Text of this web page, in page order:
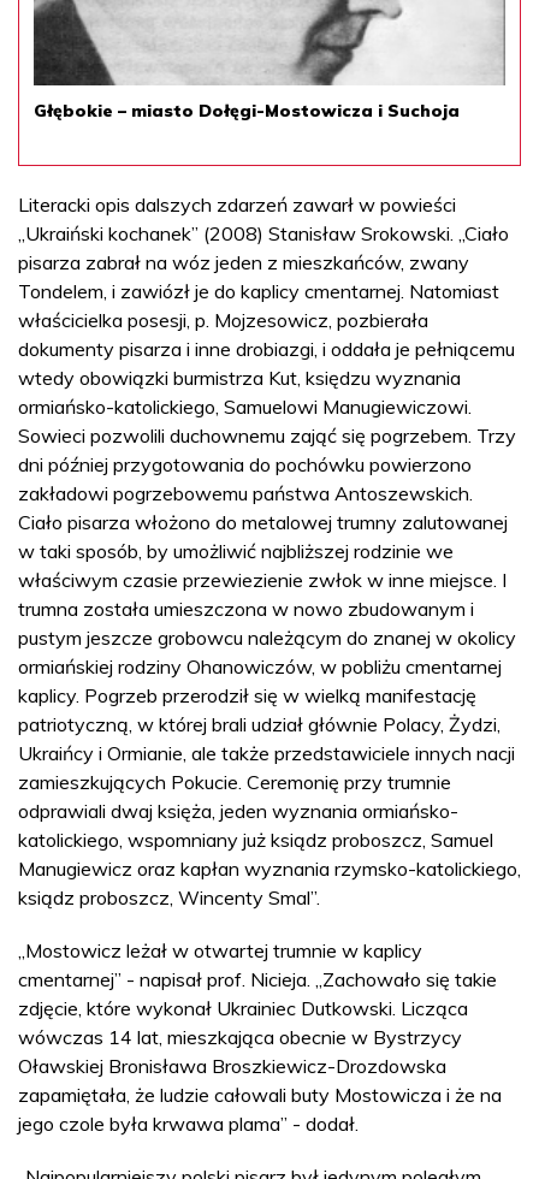
Głębokie – miasto Dołęgi-Mostowicza i Suchoja
Literacki opis dalszych zdarzeń zawarł w powieści
„Ukraiński kochanek” (2008) Stanisław Srokowski. „Ciało
pisarza zabrał na wóz jeden z mieszkańców, zwany
Tondelem, i zawiózł je do kaplicy cmentarnej. Natomiast
właścicielka posesji, p. Mojzesowicz, pozbierała
dokumenty pisarza i inne drobiazgi, i oddała je pełniącemu
wtedy obowiązki burmistrza Kut, księdzu wyznania
ormiańsko-katolickiego, Samuelowi Manugiewiczowi.
Sowieci pozwolili duchownemu zająć się pogrzebem. Trzy
dni później przygotowania do pochówku powierzono
zakładowi pogrzebowemu państwa Antoszewskich.
Ciało pisarza włożono do metalowej trumny zalutowanej
w taki sposób, by umożliwić najbliższej rodzinie we
właściwym czasie przewiezienie zwłok w inne miejsce. I
trumna została umieszczona w nowo zbudowanym i
pustym jeszcze grobowcu należącym do znanej w okolicy
ormiańskiej rodziny Ohanowiczów, w pobliżu cmentarnej
kaplicy. Pogrzeb przerodził się w wielką manifestację
patriotyczną, w której brali udział głównie Polacy, Żydzi,
Ukraińcy i Ormianie, ale także przedstawiciele innych nacji
zamieszkujących Pokucie. Ceremonię przy trumnie
odprawiali dwaj księża, jeden wyznania ormiańsko-
katolickiego, wspomniany już ksiądz proboszcz, Samuel
Manugiewicz oraz kapłan wyznania rzymsko-katolickiego,
ksiądz proboszcz, Wincenty Smal”.
„Mostowicz leżał w otwartej trumnie w kaplicy
cmentarnej” - napisał prof. Nicieja. „Zachowało się takie
zdjęcie, które wykonał Ukrainiec Dutkowski. Licząca
wówczas 14 lat, mieszkająca obecnie w Bystrzycy
Oławskiej Bronisława Broszkiewicz-Drozdowska
zapamiętała, że ludzie całowali buty Mostowicza i że na
jego czole była krwawa plama” - dodał.